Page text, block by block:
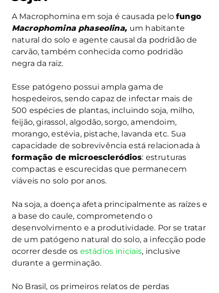
A Macrophomina em soja é causada pelofungo
Macrophomina phaseolina, um habitante
natural do solo e agente causal da podridão de
carvão, também conhecida como podridão
negra da raiz.
Esse patógeno possui ampla gama de
hospedeiros, sendo capaz de infectar mais de
500 espécies de plantas, incluindo soja, milho,
feijão, girassol, algodão, sorgo, amendoim,
morango, estévia, pistache, lavanda etc. Sua
capacidade de sobrevivência está relacionada à
formação de microescleródios: estruturas
compactas e escurecidas que permanecem
viáveis no solo por anos.
Na soja, a doença afeta principalmente as raízes e
a base do caule, comprometendo o
desenvolvimento e a produtividade. Por se tratar
de um patógeno natural do solo, a infecção pode
ocorrer desde os estádios iniciais, inclusive
durante a germinação.
No Brasil, os primeiros relatos de perdas